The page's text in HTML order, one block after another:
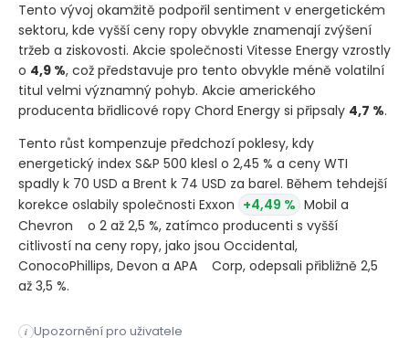
Tento vývoj okamžitě podpořil sentiment v energetickém
sektoru, kde vyšší ceny ropy obvykle znamenají zvýšení
tržeb a ziskovosti. Akcie společnosti Vitesse Energy vzrostly
o 4,9 %, což představuje pro tento obvykle méně volatilní
titul velmi významný pohyb. Akcie amerického
producenta břidlicové ropy Chord Energy si připsaly 4,7 %.
Tento růst kompenzuje předchozí poklesy, kdy
energetický index S&P 500 klesl o 2,45 % a ceny WTI
spadly k 70 USD a Brent k 74 USD za barel. Během tehdejší
korekce oslabily společnosti Exxon +4,49 % Mobil a
Chevron
o 2 až 2,5 %, zatímco producenti s vyšší
citlivostí na ceny ropy, jako jsou Occidental,
ConocoPhillips, Devon a APA
Corp, odepsali přibližně 2,5
až 3,5 %.
i Upozornění pro uživatele